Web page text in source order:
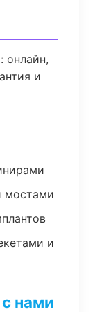
онлайн,
и
мостами
и
нами